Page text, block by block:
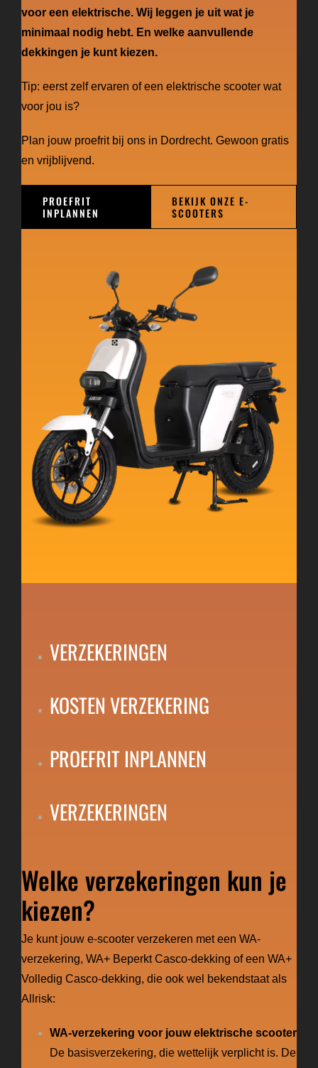
voor een elektrische. Wij leggen je uit wat je
minimaal nodig hebt. En welke aanvullende
dekkingen je kunt kiezen.
Tip: eerst zelf ervaren of een elektrische scooter wat
voor jou is?
Plan jouw proefrit bij ons in Dordrecht. Gewoon gratis
en vrijblijvend.
PROEFRIT
INPLANNEN
BEKIJK ONZE E-
SCOOTERS
VERZEKERINGEN
KOSTEN VERZEKERING
PROEFRIT INPLANNEN
VERZEKERINGEN
Welke verzekeringen kun je
kiezen?
Je kunt jouw e-scooter verzekeren met een WA-
verzekering, WA+ Beperkt Casco-dekking of een WA+
Volledig Casco-dekking, die ook wel bekendstaat als
Allrisk:
WA-verzekering voor jouw elektrische scooter
De basisverzekering, die wettelijk verplicht is. De